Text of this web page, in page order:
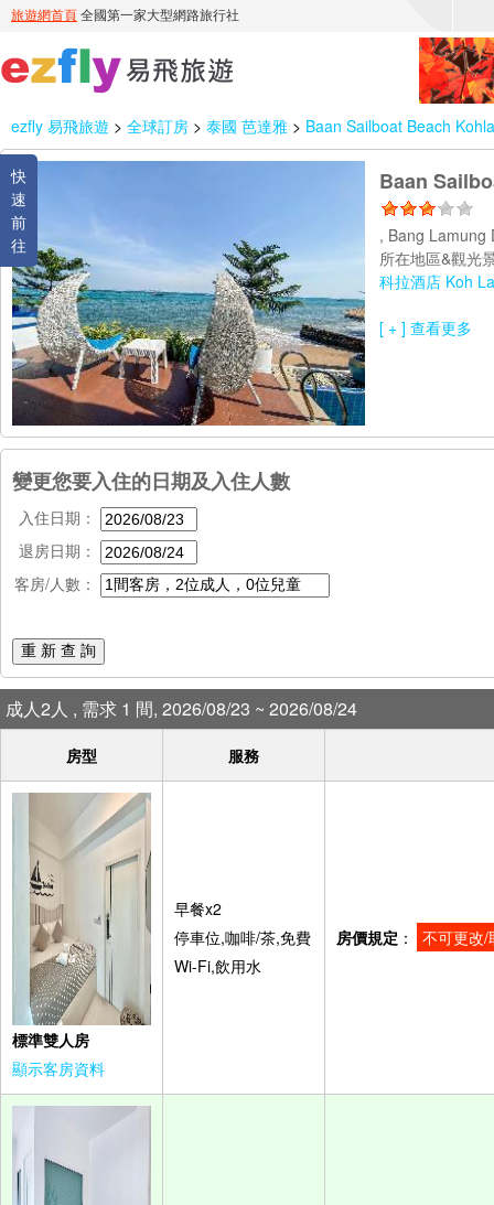
ezfly 易飛旅遊 > 全球訂房 > 泰國 芭達雅 > Baan Sailboat Beach
快
速
前
往
Baan
, Bang
所在地區&觀光
科拉酒店 Koh
[ + ] 查看更多
變更您要入住的日期及入住人數
入住日期：
退房日期：
客房/人數：
重 新 查 詢
成人2人 , 需求 1 間, 2026/08/23 ~ 2026/08/24
房型 服務
標準雙人房
顯示客房資料
早餐x2
停車位,咖啡/茶,免費
Wi-Fi,飲用水
房價規定 ： 不可更改/